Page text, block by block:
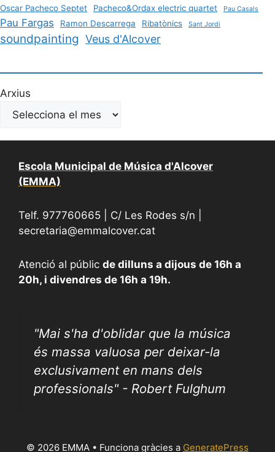
Oscar Pacheco Septet
Pacheco&Ordax electric quartet Pau Casals
Pau Fargas Ramon Descarrega Ribatònics Sant Jordi
soundpainting Veus d'Alcover
Arxius
Escola Municipal de Música d'Alcover
(EMMA)
Telf. 977760665 | C/ Les Rodes s/n |
secretaria@emmalcover.cat
Atenció al públic de dilluns a dijous de 16h a
20h, i divendres de 16h a 19h.
"Mai s'ha d'oblidar que la música
és massa valuosa per deixar-la
exclusivament en mans dels
professionals" - Robert Fulghum
© 2026 EMMA • Funciona gràcies a GeneratePress